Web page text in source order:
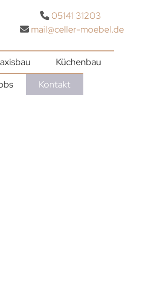
 05141 31203
 mail@celler-moebel.de
Küchenbau
Kontakt